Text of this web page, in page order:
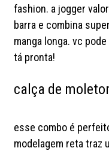
fashion. a jogger
barra e combina
manga longa. vc
tá pronta!
calça de
esse combo é
modelagem reta traz